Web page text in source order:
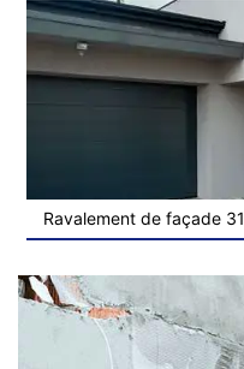
Ravalement de façade 31